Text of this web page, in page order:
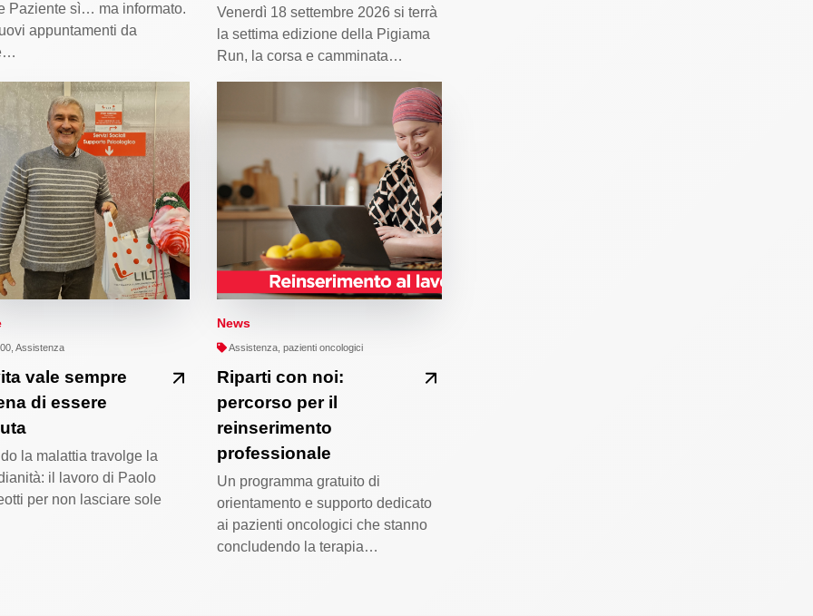
Paziente sì… ma informato.
appuntamenti da
Venerdì 18 settembre 2026 si terrà
la settima edizione della Pigiama
Run, la corsa e camminata…
Assistenza
vale sempre
di essere
la malattia travolge la
il lavoro di Paolo
per non lasciare sole
News
Assistenza, pazienti oncologici
Riparti con noi:
percorso per il
reinserimento
professionale
Un programma gratuito di
orientamento e supporto dedicato
ai pazienti oncologici che stanno
concludendo la terapia…